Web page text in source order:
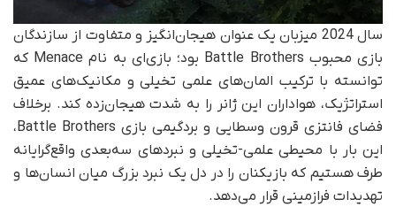
سال 2024 میزبان یک عنوان هیجان‌انگیز و متفاوت از سازندگان
بازی محبوب Battle Brothers بود؛ بازی‌ای به نام Menace که
توانسته با ترکیب المان‌های علمی تخیلی و مکانیک‌های عمیق
استراتژیک، هواداران این ژانر را به شدت هیجان‌زده کند. برخلاف
فضای فانتزی قرون وسطایی و بردگیمی بازی Battle Brothers،
این بار با محیطی علمی-تخیلی و نبردهای سه‌بعدی واقع‌گرایانه
طرف هستیم که بازیکنان را در دل یک نبرد بزرگ میان انسان‌ها و
تهدیدات فرازمینی قرار می‌دهد.